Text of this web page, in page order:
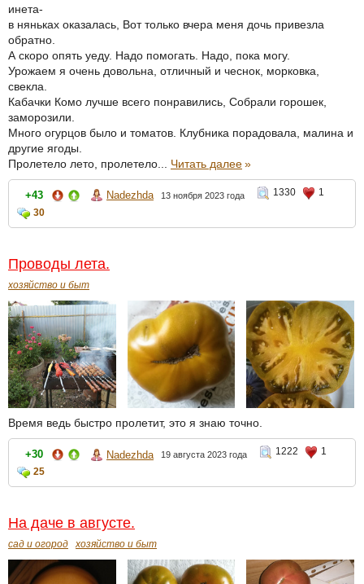
инета-
в няньках оказалась, Вот только вчера меня дочь привезла
обратно.
А скоро опять уеду. Надо помогать. Надо, пока могу.
Урожаем я очень довольна, отличный и чеснок, морковка,
свекла.
Кабачки Комо лучше всего понравились, Собрали горошек,
заморозили.
Много огурцов было и томатов. Клубника порадовала, малина и
другие ягоды.
Пролетело лето, пролетело... Читать далее»
+43 Nadezhda 13 ноября 2023 года 1330
1
30
Проводы лета.
хозяйство и быт
Время ведь быстро пролетит, это я знаю точно.
+30 Nadezhda 19 августа 2023 года 1222
1
25
На даче в августе.
сад и огород хозяйство и быт